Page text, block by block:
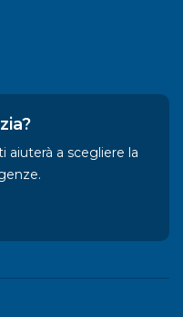
aiuterà a scegliere la